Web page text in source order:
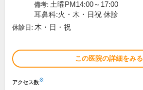
備考: 土曜PM14:00～17:00
耳鼻科:火・木・日祝 休診
休診日: 木・日・祝
この医院の詳細をみる
アクセス数※